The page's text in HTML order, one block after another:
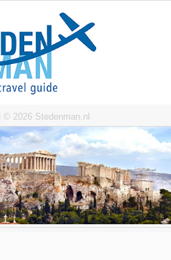
| © 2026 Stedenman.nl